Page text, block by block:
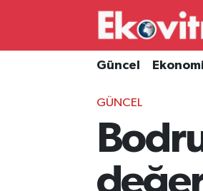
Güncel Ekonomi
GÜNCEL
Güncel
Borsa Haberleri
Hava Durumu
Süper Lig Puan Durumu ve
Tüm Manşetler